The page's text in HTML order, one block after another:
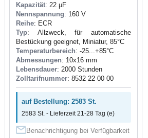
Kapazität: 22 µF
Nennspannung: 160 V
Reihe: ECR
Typ: Allzweck, für automatische
Bestückung geeignet, Miniatur, 85°C
Temperaturbereich: -25...+85°C
Abmessungen: 10x16 mm
Lebensdauer: 2000 Stunden
Zolltarifnummer: 8532 22 00 00
auf Bestellung: 2583 St.
2583 St. - Lieferzeit 21-28 Tag (e)
Benachrichtigung bei Verfügbarkeit